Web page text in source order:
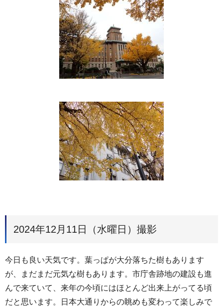
2024年12月11日（水曜日）撮影
今日も良い天気です。葉っぱが大分落ちた樹もあります
が、まだまだ元気な樹もあります。市庁舎跡地の建設も進
んで来ていて、来年の今頃にはほとんど出来上がってる頃
だと思います。日本大通りからの眺めも変わって楽しみで